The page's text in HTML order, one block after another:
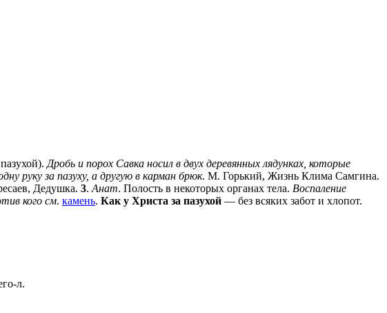
Дробь и порох Савка носил в двух деревянных лядунках, которые
руку за пазуху, а другую в карман брюк. М. Горький, Жизнь Клима Самгина.
Дедушка. 3. Анат. Полость в некоторых органах тела. Воспаление
кого см. камень. Как у Христа за пазухой — без всяких забот и хлопот.
л.